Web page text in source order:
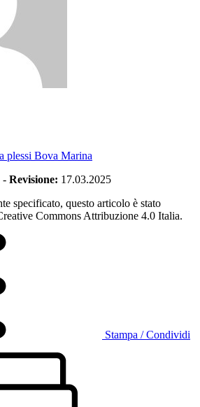
plessi Bova Marina
- Revisione: 17.03.2025
specificato, questo articolo è stato
Commons Attribuzione 4.0 Italia.
Stampa / Condividi